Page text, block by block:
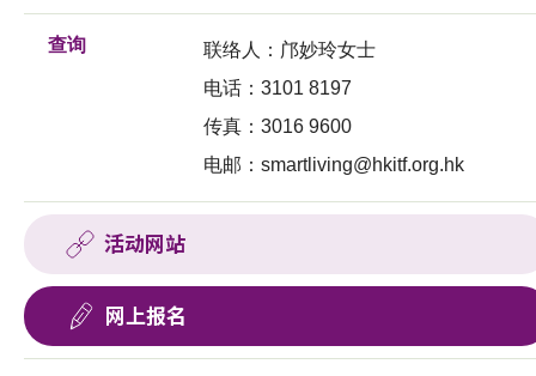
查询
联络人：邝妙玲女士
电话：3101 8197
传真：3016 9600
电邮： smartliving@hkitf.org.hk
活动网站
网上报名